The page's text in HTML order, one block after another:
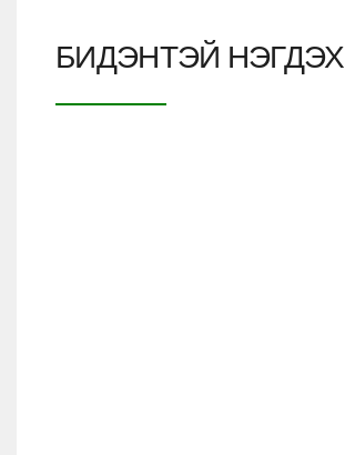
БИДЭНТЭЙ НЭГДЭХ